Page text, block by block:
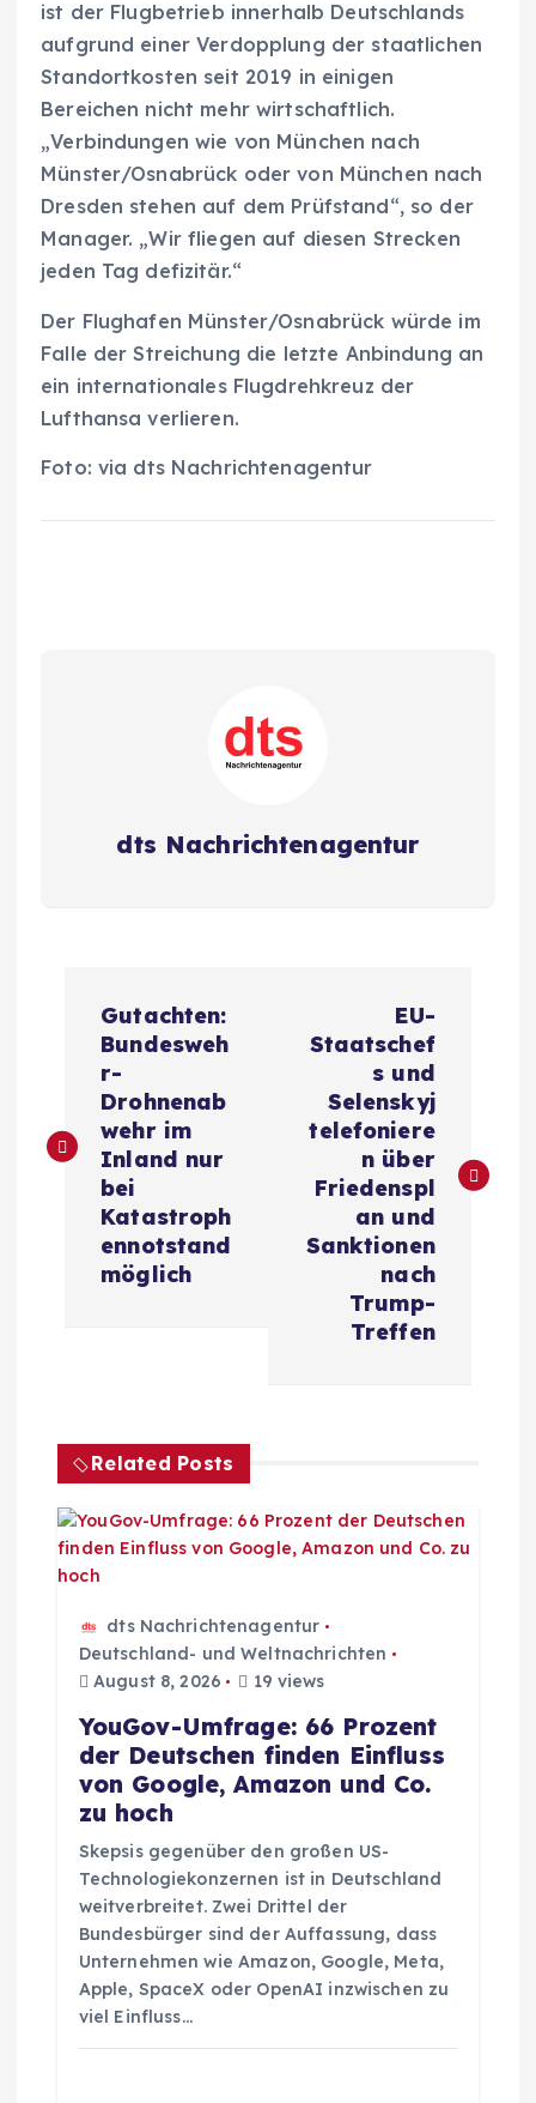
ist der Flugbetrieb innerhalb Deutschlands
aufgrund einer Verdopplung der staatlichen
Standortkosten seit 2019 in einigen
Bereichen nicht mehr wirtschaftlich.
„Verbindungen wie von München nach
Münster/Osnabrück oder von München nach
Dresden stehen auf dem Prüfstand“, so der
Manager. „Wir fliegen auf diesen Strecken
jeden Tag defizitär.“
Der Flughafen Münster/Osnabrück würde im
Falle der Streichung die letzte Anbindung an
ein internationales Flugdrehkreuz der
Lufthansa verlieren.
Foto: via dts Nachrichtenagentur
dts Nachrichtenagentur
t
n
a
v
Gutachten:
Bundesweh
r-
Drohnenab
wehr im
Inland nur
bei
Katastroph
ennotstand
möglich
EU-
Staatschef
s und
Selenskyj
telefoniere
n über
Friedenspl
an und
Sanktionen
nach
Trump-
Treffen
Related Posts
dts Nachrichtenagentur
Deutschland- und Weltnachrichten
August 8, 2026
19 views
YouGov-Umfrage: 66 Prozent
der Deutschen finden Einfluss
von Google, Amazon und Co.
zu hoch
Skepsis gegenüber den großen US-
Technologiekonzernen ist in Deutschland
weitverbreitet. Zwei Drittel der
Bundesbürger sind der Auffassung, dass
Unternehmen wie Amazon, Google, Meta,
Apple, SpaceX oder OpenAI inzwischen zu
viel Einfluss…